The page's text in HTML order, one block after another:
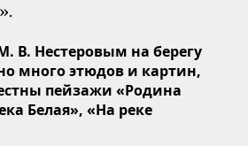
В. Нестеровым на берегу
много этюдов и картин,
пейзажи «Родина
Белая», «На реке